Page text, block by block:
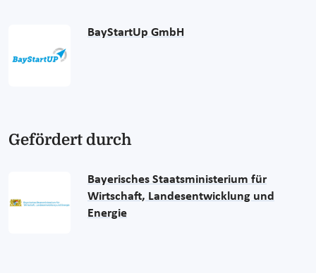
BayStartUp GmbH
Gefördert durch
Bayerisches Staatsministerium für
Wirtschaft, Landesentwicklung und
Energie